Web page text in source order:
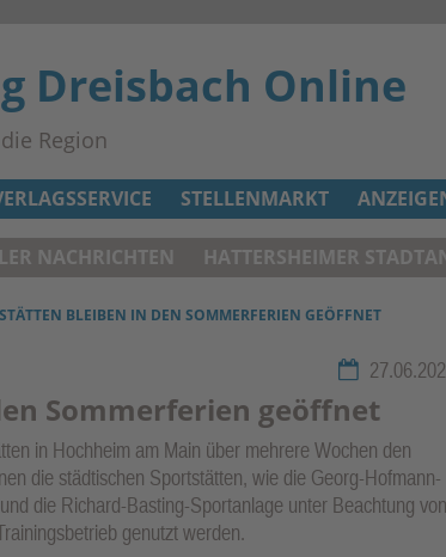
Dreisbach Online
Region
BLEIBEN IN DEN SOMMERFERIEN GEÖFFNET
Rubrik:
Sommerferien geöffnet
in Hochheim am Main über mehrere Wochen den
die städtischen Sportstätten, wie die Georg-Hofmann-
die Richard-Basting-Sportanlage unter Beachtung von
genutzt werden.
NACHRICHTEN HATTERSHEIMER
STELLENMARKT